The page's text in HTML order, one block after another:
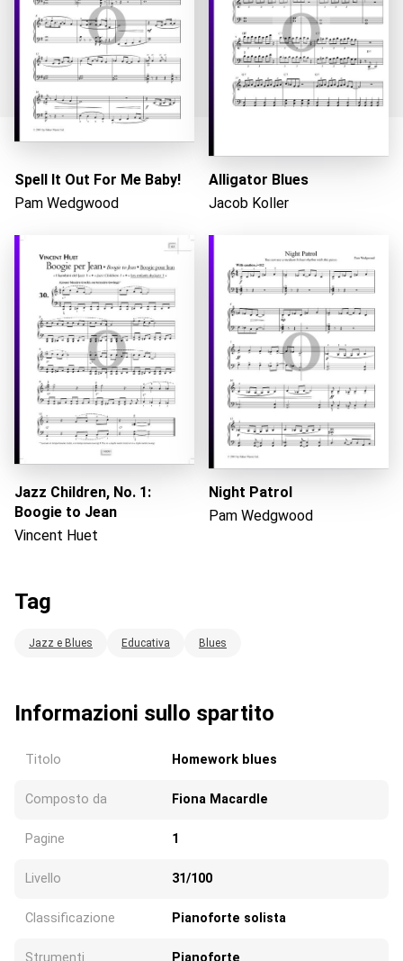
Caricando...
Spell It Out For Me Baby!
Pam Wedgwood
Alligator Blues
Jacob Koller
Jazz Children, No. 1:
Boogie to Jean
Vincent Huet
Night Patrol
Pam Wedgwood
Tag
Jazz e Blues Educativa Blues
Informazioni sullo spartito
Titolo Homework blues
Composto da Fiona Macardle
Pagine 1
Livello 31/100
Classificazione Pianoforte solista
Strumenti Pianoforte